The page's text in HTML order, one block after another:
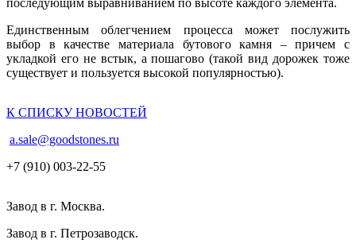
последующим выравниванием по высоте каждого элемента.
Единственным облегчением процесса может послужить
выбор в качестве материала бутового камня – причем с
укладкой его не встык, а пошагово (такой вид дорожек тоже
существует и пользуется высокой популярностью).
К СПИСКУ НОВОСТЕЙ
a.sale@goodstones.ru
+7 (910) 003-22-55
Завод в г. Москва.
Завод в г. Петрозаводск.